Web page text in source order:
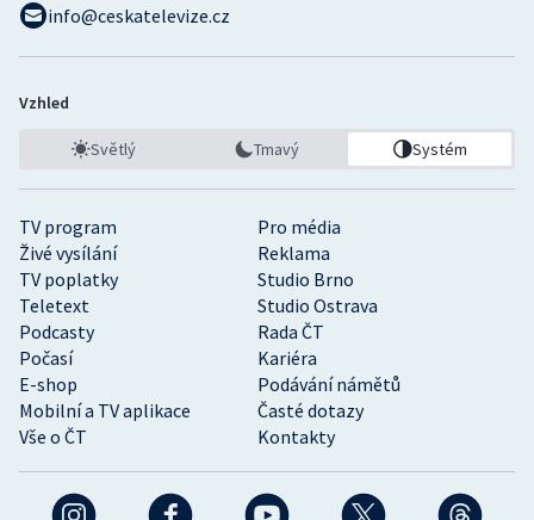
TV program
Pro média
Živé vysílání
Reklama
TV poplatky
Studio Brno
Teletext
Studio Ostrava
Podcasty
Rada ČT
Počasí
Kariéra
E-shop
Podávání námětů
Mobilní a TV aplikace
Časté dotazy
Vše o ČT
Kontakty
info@ceskatelevize.cz
Vzhled
Světlý Tmavý Systém